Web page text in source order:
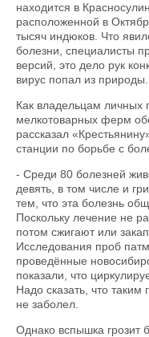
находится в
расположенной в
тысяч индюков. Что
болезни, специалисты
версий, это дело рук
вирус попал из природы.
Как владельцам личных
мелкотоварных ферм
рассказал
станции по борьбе с
- Среди 80 болезней
девять, в том числе и
тем, что эта болезнь
Поскольку лечение не
потом сжигают или
Исследования проб
проведённые
показали, что
Надо сказать, что
не заболел.
Однако вспышка грозит